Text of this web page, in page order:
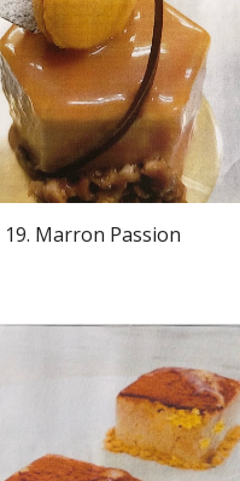
19. Marron Passion